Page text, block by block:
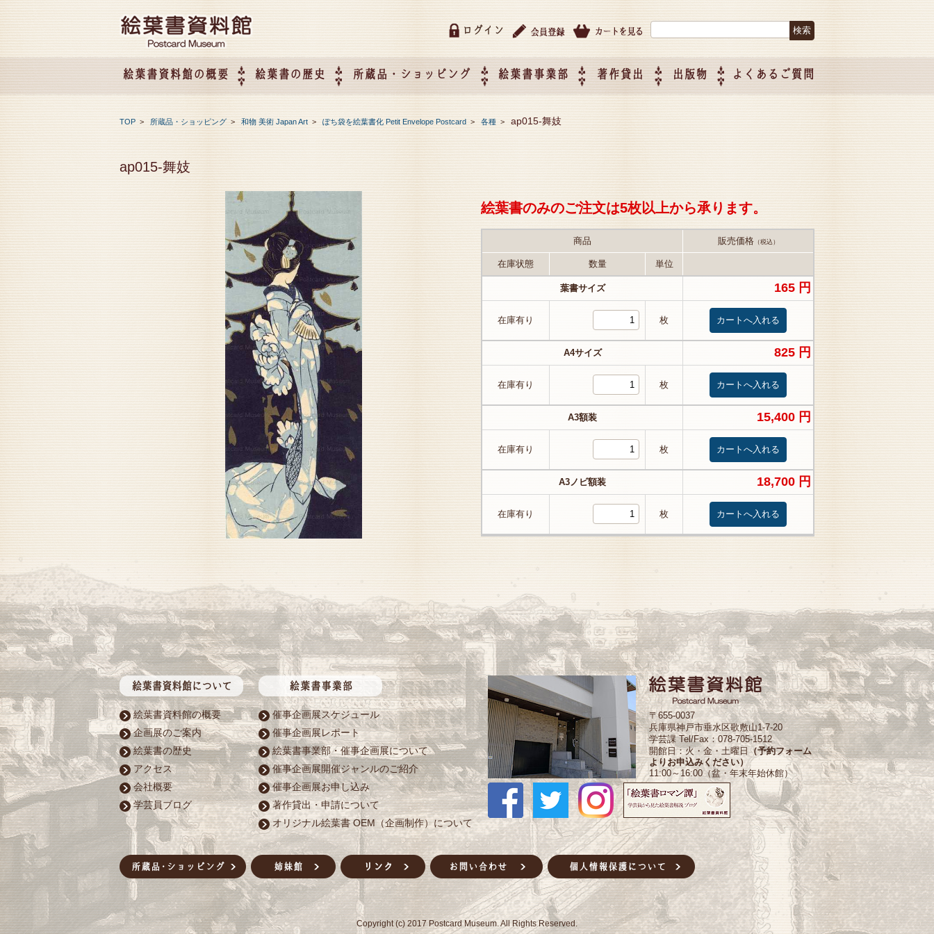
ログイン
絵葉書資料館の概要 絵葉書の歴史 所蔵品・ショッピング 絵葉書事業部
て
作）について
著作貸出 出版物 よくあるご質問
TOP > 所蔵品・ショッピング > 和物 美術 Japan Art > ぽち袋を絵葉書化 Petit Envelope Postcard > 各種 > ap015-舞妓
ap015-舞妓
絵葉書のみのご注文は5枚以上から承ります。
商品 販売価格（税込）
在庫状態 数量 単位
葉書サイズ 165 円
在庫有り 枚
A4サイズ 825 円
在庫有り 枚
A3額装 15,400 円
在庫有り 枚
A3ノビ額装 18,700 円
在庫有り 枚
絵葉書資料館の概要
企画展のご案内
絵葉書の歴史
アクセス
会社概要
学芸員ブログ
催事企画展スケジュール
催事企画展レポート
絵葉書事業部・催事企画展について
催事企画展開催ジャンルのご紹介
催事企画展お申し込み
著作貸出・申請について
オリジナル絵葉書 OEM（企画制作）について
〒655-0037
兵庫県神戸市垂水区歌敷山1-7-20
学芸課 Tel/Fax：078-705-1512
開館日：火・金・土曜日 （予約フォーム
よりお申込みください）
11:00～16:00（盆・年末年始休館）
Copyright (c) 2017 Postcard Museum. All Rights Reserved.